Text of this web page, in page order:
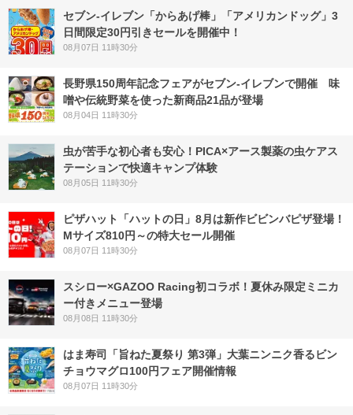
セブン‐イレブン「からあげ棒」「アメリカンドッグ」3
日間限定30円引きセールを開催中！
08月07日 11時30分
長野県150周年記念フェアがセブン-イレブンで開催 味
噌や伝統野菜を使った新商品21品が登場
08月04日 11時30分
虫が苦手な初心者も安心！PICA×アース製薬の虫ケアス
テーションで快適キャンプ体験
08月05日 11時30分
ピザハット「ハットの日」8月は新作ビビンバピザ登場！
Mサイズ810円～の特大セール開催
08月07日 11時30分
スシロー×GAZOO Racing初コラボ！夏休み限定ミニカ
ー付きメニュー登場
08月08日 11時30分
はま寿司「旨ねた夏祭り 第3弾」大葉ニンニク香るビン
チョウマグロ100円フェア開催情報
08月07日 11時30分